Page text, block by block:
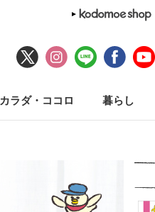
カラダ・ココロ 暮らし